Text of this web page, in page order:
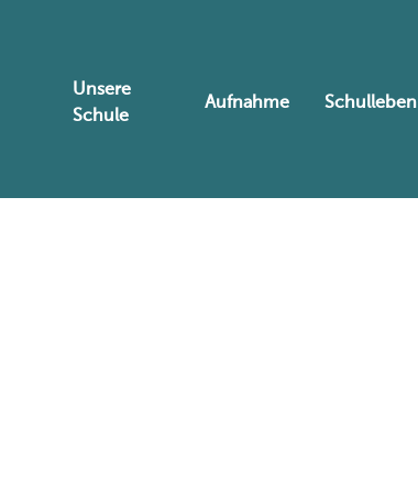
Unsere
Schule
Aufnahme Schulleben